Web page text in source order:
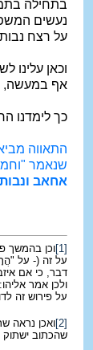
בתחילה
נעשים
על רצח
וכאן
אף במעשה,
כך לימדנו
התאווה
שנאמר
אחאב
[1]וכן בהמשך
על זה (- על
דבר, כי אם
ולכן אמר
על פירוש זה
[2]ואכן נראה
שהכתוב ישתוק